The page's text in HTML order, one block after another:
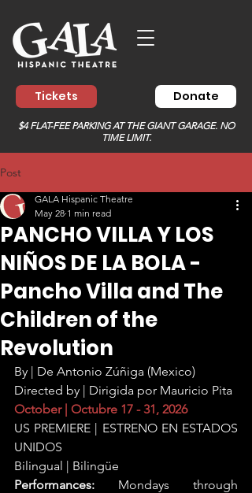
Tickets Donate
$4 FLAT-FEE PARKING AT THE GIANT GARAGE. NO
TIME LIMIT.
Post
PANCHO VILLA Y LOS
NIÑOS DE LA BOLA -
Pancho Villa and The
Children of the
Revolution
GALA Hispanic Theatre
May 28 1 min read
By | De Antonio Zúñiga (Mexico)
Directed by | Dirigida por Mauricio Pita
October | Octubre 17 - 31, 2026
US PREMIERE | ESTRENO EN ESTADOS
UNIDOS
Bilingual | Bilingüe
Performances: Mondays through